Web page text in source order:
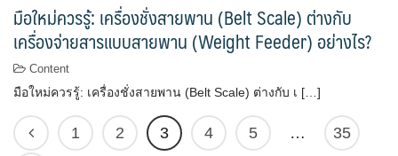
มือใหม่ควรรู้: เครื่องชั่งสายพาน (Belt Scale) ต่างกับ
เครื่องจ่ายสารแบบสายพาน (Weight Feeder) อย่างไร?
Content
มือใหม่ควรรู้: เครื่องชั่งสายพาน (Belt Scale) ต่างกับ เ […]
1 2 3 4 5 … 35